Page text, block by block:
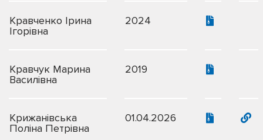
Кравченко Ірина
Ігорівна
2024
Кравчук Марина
Василівна
2019
Крижанівська
Поліна Петрівна
01.04.2026